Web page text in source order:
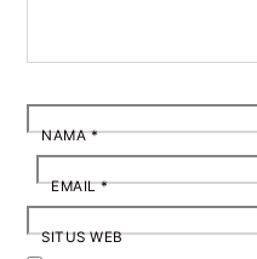
NAMA*
EMAIL*
SITUS WEB